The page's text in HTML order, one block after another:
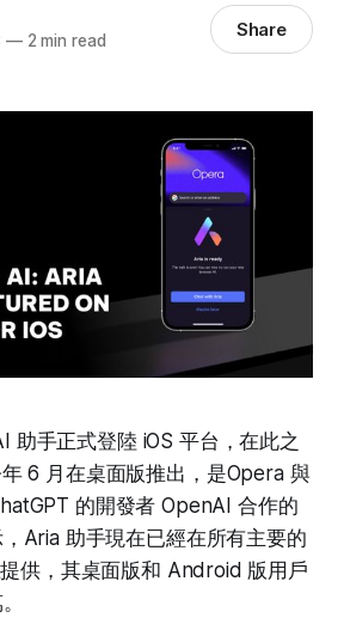
—2 min read Share
助手正式登陸 iOS 平台，在此之
6 月在桌面版推出，是Opera 與
的開發者 OpenAI 合作的
Aria 助手現在已經在所有主要的
供，其桌面版和 Android 版用戶